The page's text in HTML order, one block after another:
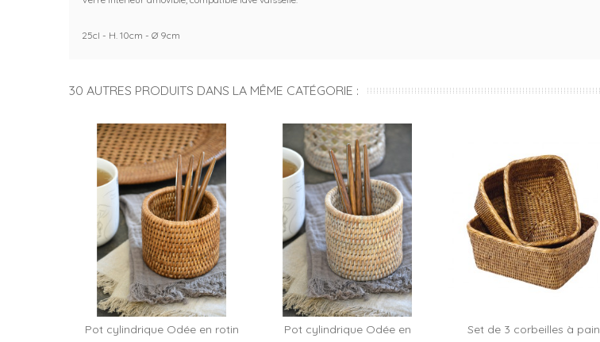
25cl - H. 10cm - Ø 9cm
30 AUTRES PRODUITS DANS LA MÊME CATÉGORIE :
Pot cylindrique Odée en rotin
Ajouter au panier
Pot cylindrique Odée en
Set de 3 corbeilles à pain